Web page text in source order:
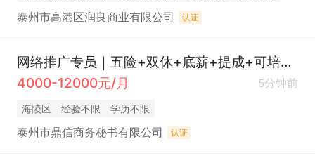
泰州市高港区润良商业有限公司 认证
网络推广专员｜五险+双休+底薪+提成+可培训上岗
4000-12000元/月
5分钟前
海陵区 经验不限 学历不限
泰州市鼎信商务秘书有限公司 认证